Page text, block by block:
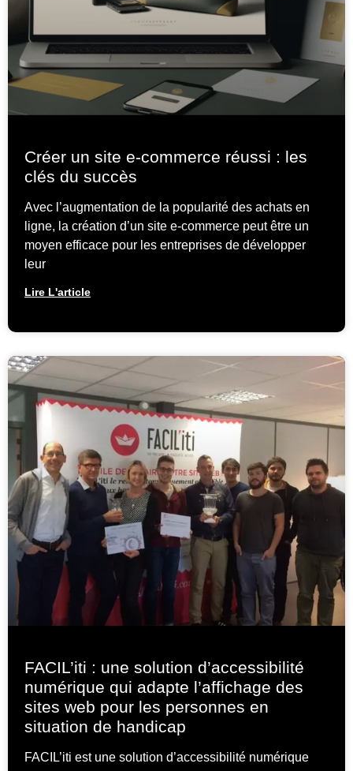
Créer un site e-commerce réussi : les
clés du succès
Avec l’augmentation de la popularité des achats en
ligne, la création d’un site e-commerce peut être un
moyen efficace pour les entreprises de développer
leur
Lire L'article
FACIL’iti : une solution d’accessibilité
numérique qui adapte l’affichage des
sites web pour les personnes en
situation de handicap
FACIL’iti est une solution d’accessibilité numérique